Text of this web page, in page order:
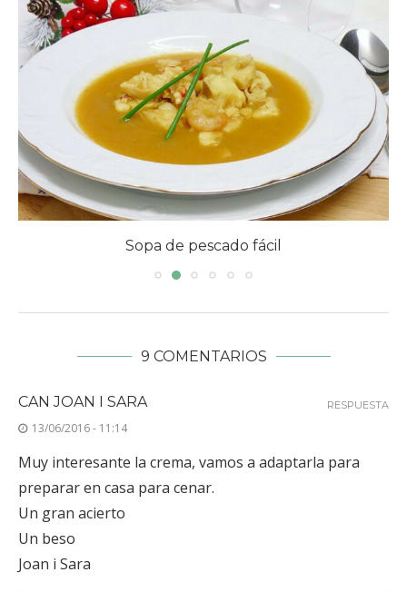
Sopa de pescado fácil
9 COMENTARIOS
CAN JOAN I SARA
13/06/2016 - 11:14
Muy interesante la crema, vamos a adaptarla para
preparar en casa para cenar.
Un gran acierto
Un beso
Joan i Sara
RESPUESTA